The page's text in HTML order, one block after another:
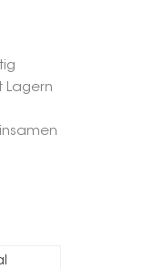
Lagern